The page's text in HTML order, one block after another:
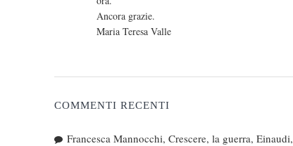
Ancora grazie.
Maria Teresa Valle
COMMENTI RECENTI
Francesca Mannocchi, Crescere, la guerra, Einaudi,